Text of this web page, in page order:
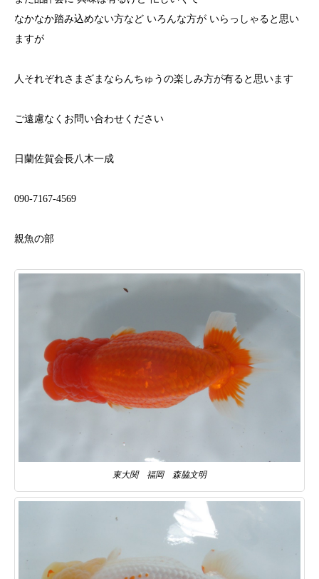
なかなか踏み込めない方など いろんな方が いらっしゃると思い
ますが
人それぞれさまざまならんちゅうの楽しみ方が有ると思います
ご遠慮なくお問い合わせください
日蘭佐賀会長八木一成
090-7167-4569
親魚の部
東大関 福岡 森脇文明